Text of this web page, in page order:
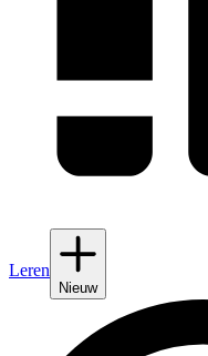
Leren
Nieuw